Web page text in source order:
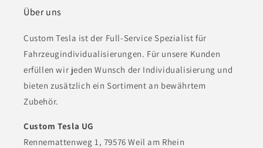
Über uns
Custom Tesla ist der Full-Service Spezialist für
Fahrzeugindividualisierungen. Für unsere Kunden
erfüllen wir jeden Wunsch der Individualisierung und
bieten zusätzlich ein Sortiment an bewährtem
Zubehör.
Custom Tesla UG
Rennemattenweg 1, 79576 Weil am Rhein